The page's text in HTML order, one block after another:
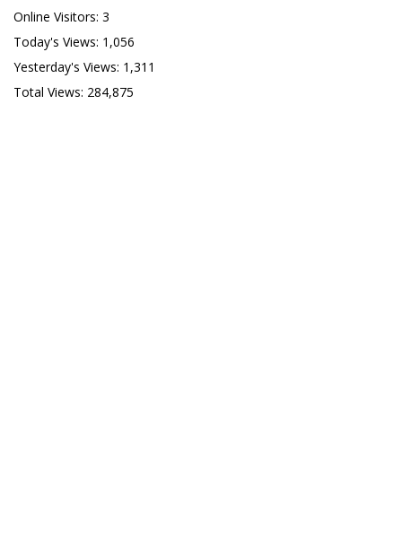
Online Visitors: 3
Today's Views: 1,056
Yesterday's Views: 1,311
Total Views: 284,875